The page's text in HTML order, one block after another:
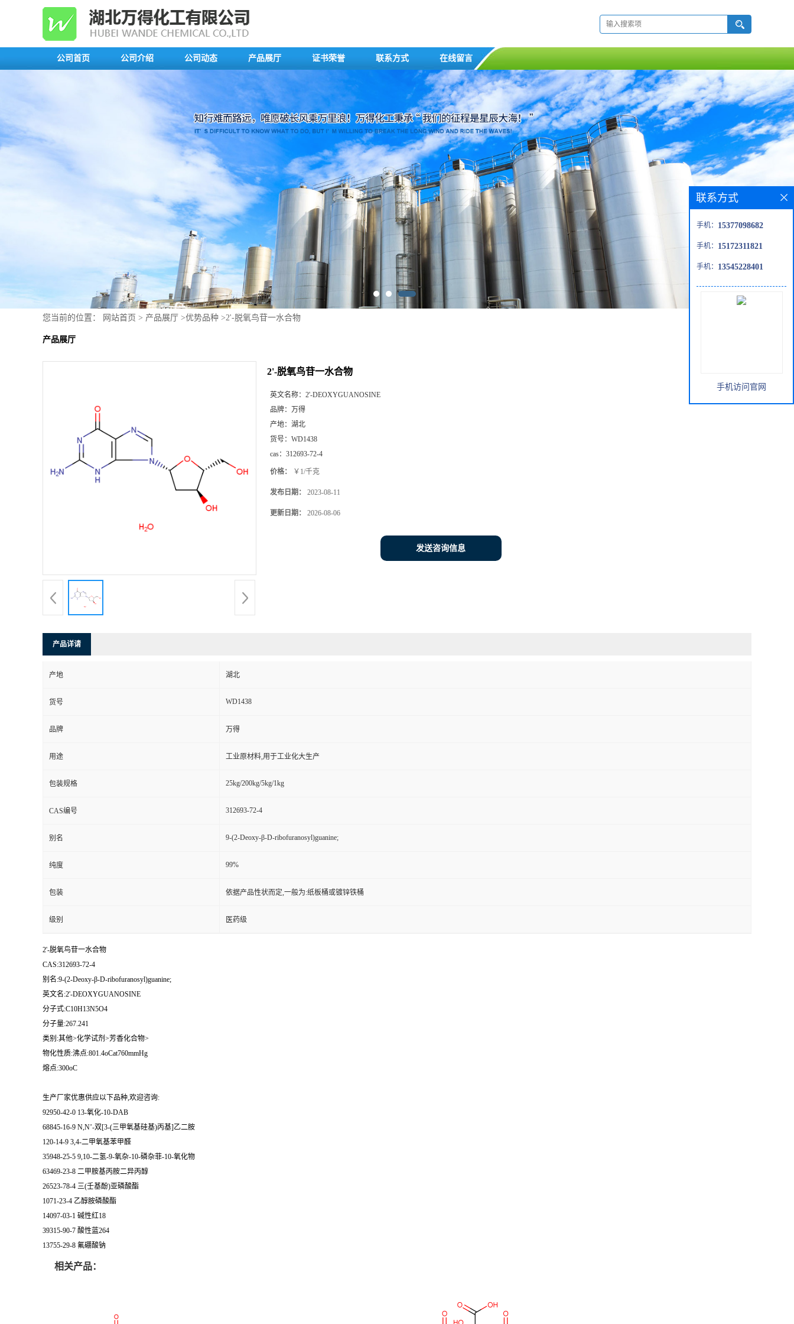
公司首页 公司介绍 公司动态 产品展厅 证书荣誉 联系方式 在线留言
您当前的位置： 网站首页 > 产品展厅 >优势品种 >2'-脱氧鸟苷一水合物
产品展厅
2'-脱氧鸟苷一水合物
英文名称： 2'-DEOXYGUANOSINE
品牌： 万得
产地： 湖北
货号： WD1438
cas： 312693-72-4
价格： ￥1/千克
发布日期： 2023-08-11
更新日期： 2026-08-06
发送咨询信息
产品详请
产地 湖北
货号 WD1438
品牌 万得
用途 工业原材料,用于工业化大生产
包装规格 25kg/200kg/5kg/1kg
CAS编号 312693-72-4
别名 9-(2-Deoxy-β-D-ribofuranosyl)guanine;
纯度 99%
包装 依据产品性状而定,一般为:纸板桶或镀锌铁桶
级别 医药级
2'-脱氧鸟苷一水合物
CAS:312693-72-4
别名:9-(2-Deoxy-β-D-ribofuranosyl)guanine;
英文名:2'-DEOXYGUANOSINE
分子式:C10H13N5O4
分子量:267.241
类别:其他>化学试剂>芳香化合物>
物化性质:沸点:801.4oCat760mmHg
熔点:300oC
生产厂家优惠供应以下品种,欢迎咨询:
92950-42-0 13-氧化-10-DAB
68845-16-9 N,N’-双[3-(三甲氧基硅基)丙基]乙二胺
120-14-9 3,4-二甲氧基苯甲醛
35948-25-5 9,10-二氢-9-氧杂-10-磷杂菲-10-氧化物
63469-23-8 二甲胺基丙胺二异丙醇
26523-78-4 三(壬基酚)亚磷酸酯
1071-23-4 乙醇胺磷酸酯
14097-03-1 碱性红18
39315-90-7 酸性蓝264
13755-29-8 氟硼酸钠
相关产品：
联系方式
手机： 15377098682
手机： 15172311821
手机： 13545228401
手机访问官网